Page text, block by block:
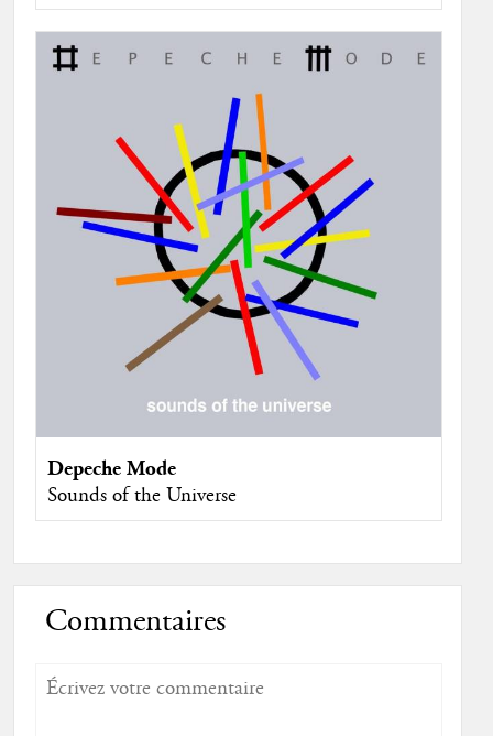
Depeche Mode
Sounds of the Universe
Commentaires